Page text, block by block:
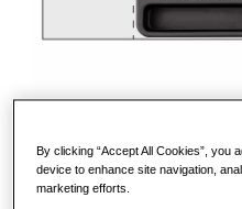
By clicking “Accept All Cookies”, you
device to enhance site navigation,
marketing efforts.